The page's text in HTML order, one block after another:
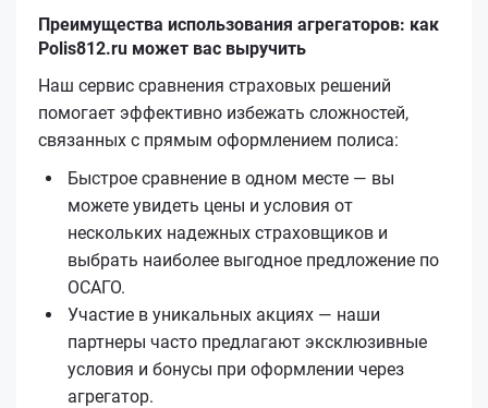
Преимущества использования агрегаторов: как
Polis812.ru может вас выручить
Наш сервис сравнения страховых решений
помогает эффективно избежать сложностей,
связанных с прямым оформлением полиса:
Быстрое сравнение в одном месте — вы
можете увидеть цены и условия от
нескольких надежных страховщиков и
выбрать наиболее выгодное предложение по
ОСАГО.
Участие в уникальных акциях — наши
партнеры часто предлагают эксклюзивные
условия и бонусы при оформлении через
агрегатор.